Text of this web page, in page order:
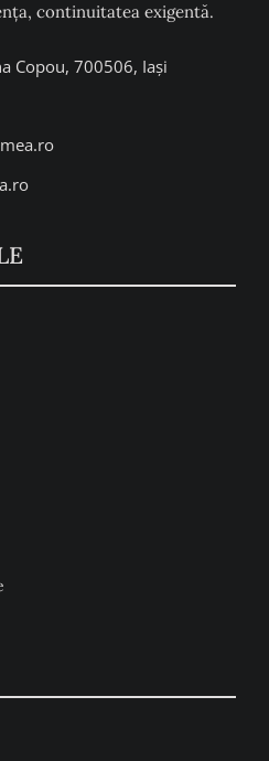
continuitatea exigentă.
Copou, 700506, Iași